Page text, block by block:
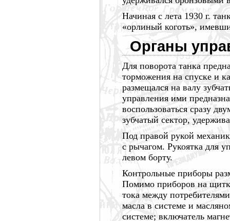
Начиная с лета 1930 г.
«орлиный коготь»,
Органы
Для поворота танка
торможения на спуске и
размещался на валу
управления ими
воспользоваться сразу
зубчатый сектор,
Под правой рукой
с рычагом. Рукоятка для
левом борту.
Контрольные приборы
Помимо приборов на
тока между
масла в системе и
системе; включатель